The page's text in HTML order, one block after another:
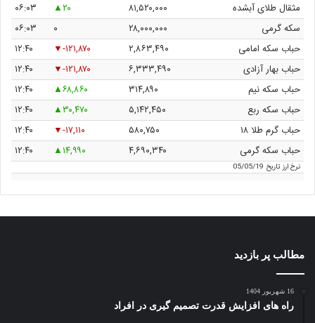
مثقال طلای آبشده
۸۱,۵۲۰,۰۰۰ ۲۰
۰۶:۰۳
سکه گرمی
۲۸,۰۰۰,۰۰۰ ۰
۰۶:۰۳
حباب سکه امامی
۲,۸۶۳,۴۹۰ -۱۲۱,۸۷۰
۱۲:۴۰
حباب بهار آزادی
۶,۳۳۳,۴۹۰ -۱۲۱,۸۷۰
۱۲:۴۰
حباب سکه نیم
۳۱۴,۸۹۰ ۶۸,۸۶۰
۱۲:۴۰
حباب سکه ربع
۵,۱۴۲,۴۵۰ ۳۰,۴۷۰
۱۲:۴۰
حباب گرم طلا ۱۸
۵۸۰,۷۵۰ -۱۷,۱۱۰
۱۲:۴۰
حباب سکه گرمی
۴,۶۹۰,۳۴۰ ۱۴,۹۹۰ ۱۲:۴۰
نرخ ارزتاریخ 05/05/19
مطالب پر بازدید
16 شهریور 1404
راه های افزایش قدرت تصمیم گیری در افراد